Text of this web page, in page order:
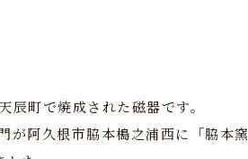
町で焼成された磁器です。
阿久根市脇本槝之浦西に「脇本